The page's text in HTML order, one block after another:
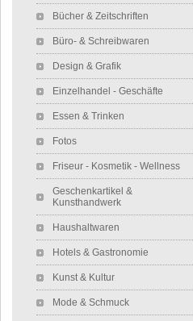
Bücher & Zeitschriften
Büro- & Schreibwaren
Design & Grafik
Einzelhandel - Geschäfte
Essen & Trinken
Fotos
Friseur - Kosmetik - Wellness
Geschenkartikel &
Kunsthandwerk
Haushaltwaren
Hotels & Gastronomie
Kunst & Kultur
Mode & Schmuck